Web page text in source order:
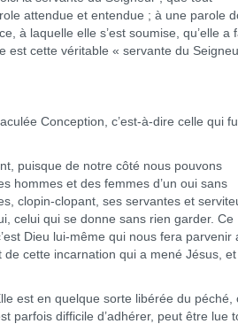
attendue et entendue ; à une parole
à laquelle elle s’est soumise, qu’elle a
est cette véritable « servante du
Conception, c’est-à-dire celle qui
puisque de notre côté nous pouvons
hommes et des femmes d’un oui sans
clopin-clopant, ses servantes et
celui qui se donne sans rien garder. Ce
Dieu lui-même qui nous fera parvenir
cette incarnation qui a mené Jésus,
est en quelque sorte libérée du péché,
parfois difficile d’adhérer, peut être lue